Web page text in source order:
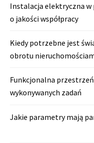
Instalacja elektryczna w
o jakości współpracy
Kiedy potrzebne jest
obrotu
Funkcjonalna
wykonywanych zadań
Jakie parametry mają